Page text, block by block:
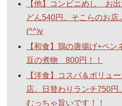
【他】コンビニめし お
どん540円。そこらのお店
(^^)v
【和食】鶏の唐揚げ+ペ
豆の煮物 800円！！
【洋食】コスパ＆ボリュ
店。日替わりランチ750円
むっちゃ旨いです！！